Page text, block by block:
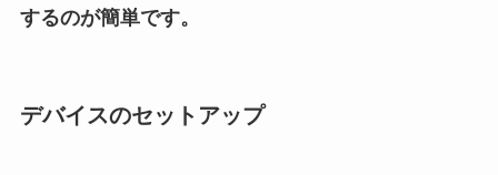
するのが簡単です。
デバイスのセットアップ